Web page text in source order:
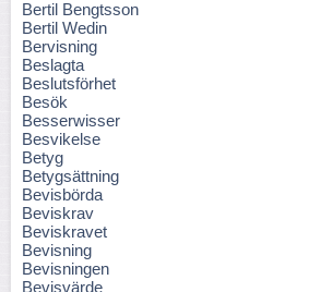
Bertil Bengtsson
Bertil Wedin
Bervisning
Beslagta
Beslutsförhet
Besök
Besserwisser
Besvikelse
Betyg
Betygsättning
Bevisbörda
Beviskrav
Beviskravet
Bevisning
Bevisningen
Bevisvärde